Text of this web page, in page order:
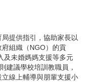
提供指引，協助家長以
組織（NGO）的貢
及未婚媽媽支援等多元
建議學校培訓教職員，
線上輔導與朋輩支援小